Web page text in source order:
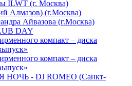
ILWT (г. Москва)
Алмазов) (г.Москва)
Айвазова (г.Москва)
DAY
компакт – диска
компакт – диска
- DJ ROMEO (Санкт-